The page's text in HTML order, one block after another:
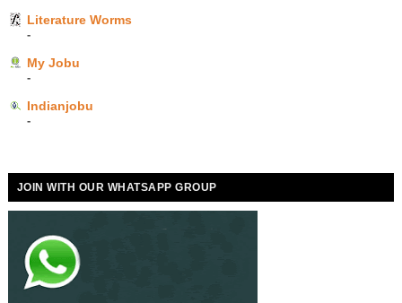
Literature Worms
-
My Jobu
-
Indianjobu
-
JOIN WITH OUR WHATSAPP GROUP